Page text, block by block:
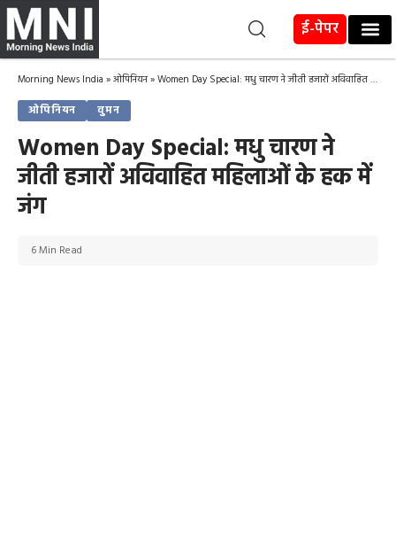
ई-पेपर
Morning News India »ओपिनियन»Women Day Special: मधु चारण ने जीती हजारों अविवाहित महिलाओं के हक में जंग
ओपिनियन वुमन
Women Day Special: मधु चारण ने
जीती हजारों अविवाहित महिलाओं के हक में
जंग
6 Min Read